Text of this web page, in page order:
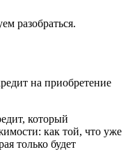
разобраться.
на приобретение
который
как той, что уже
только будет